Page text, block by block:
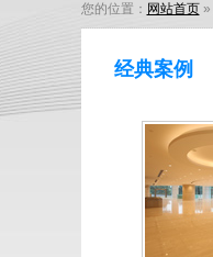
您的位置： 网站首页»
经典案例